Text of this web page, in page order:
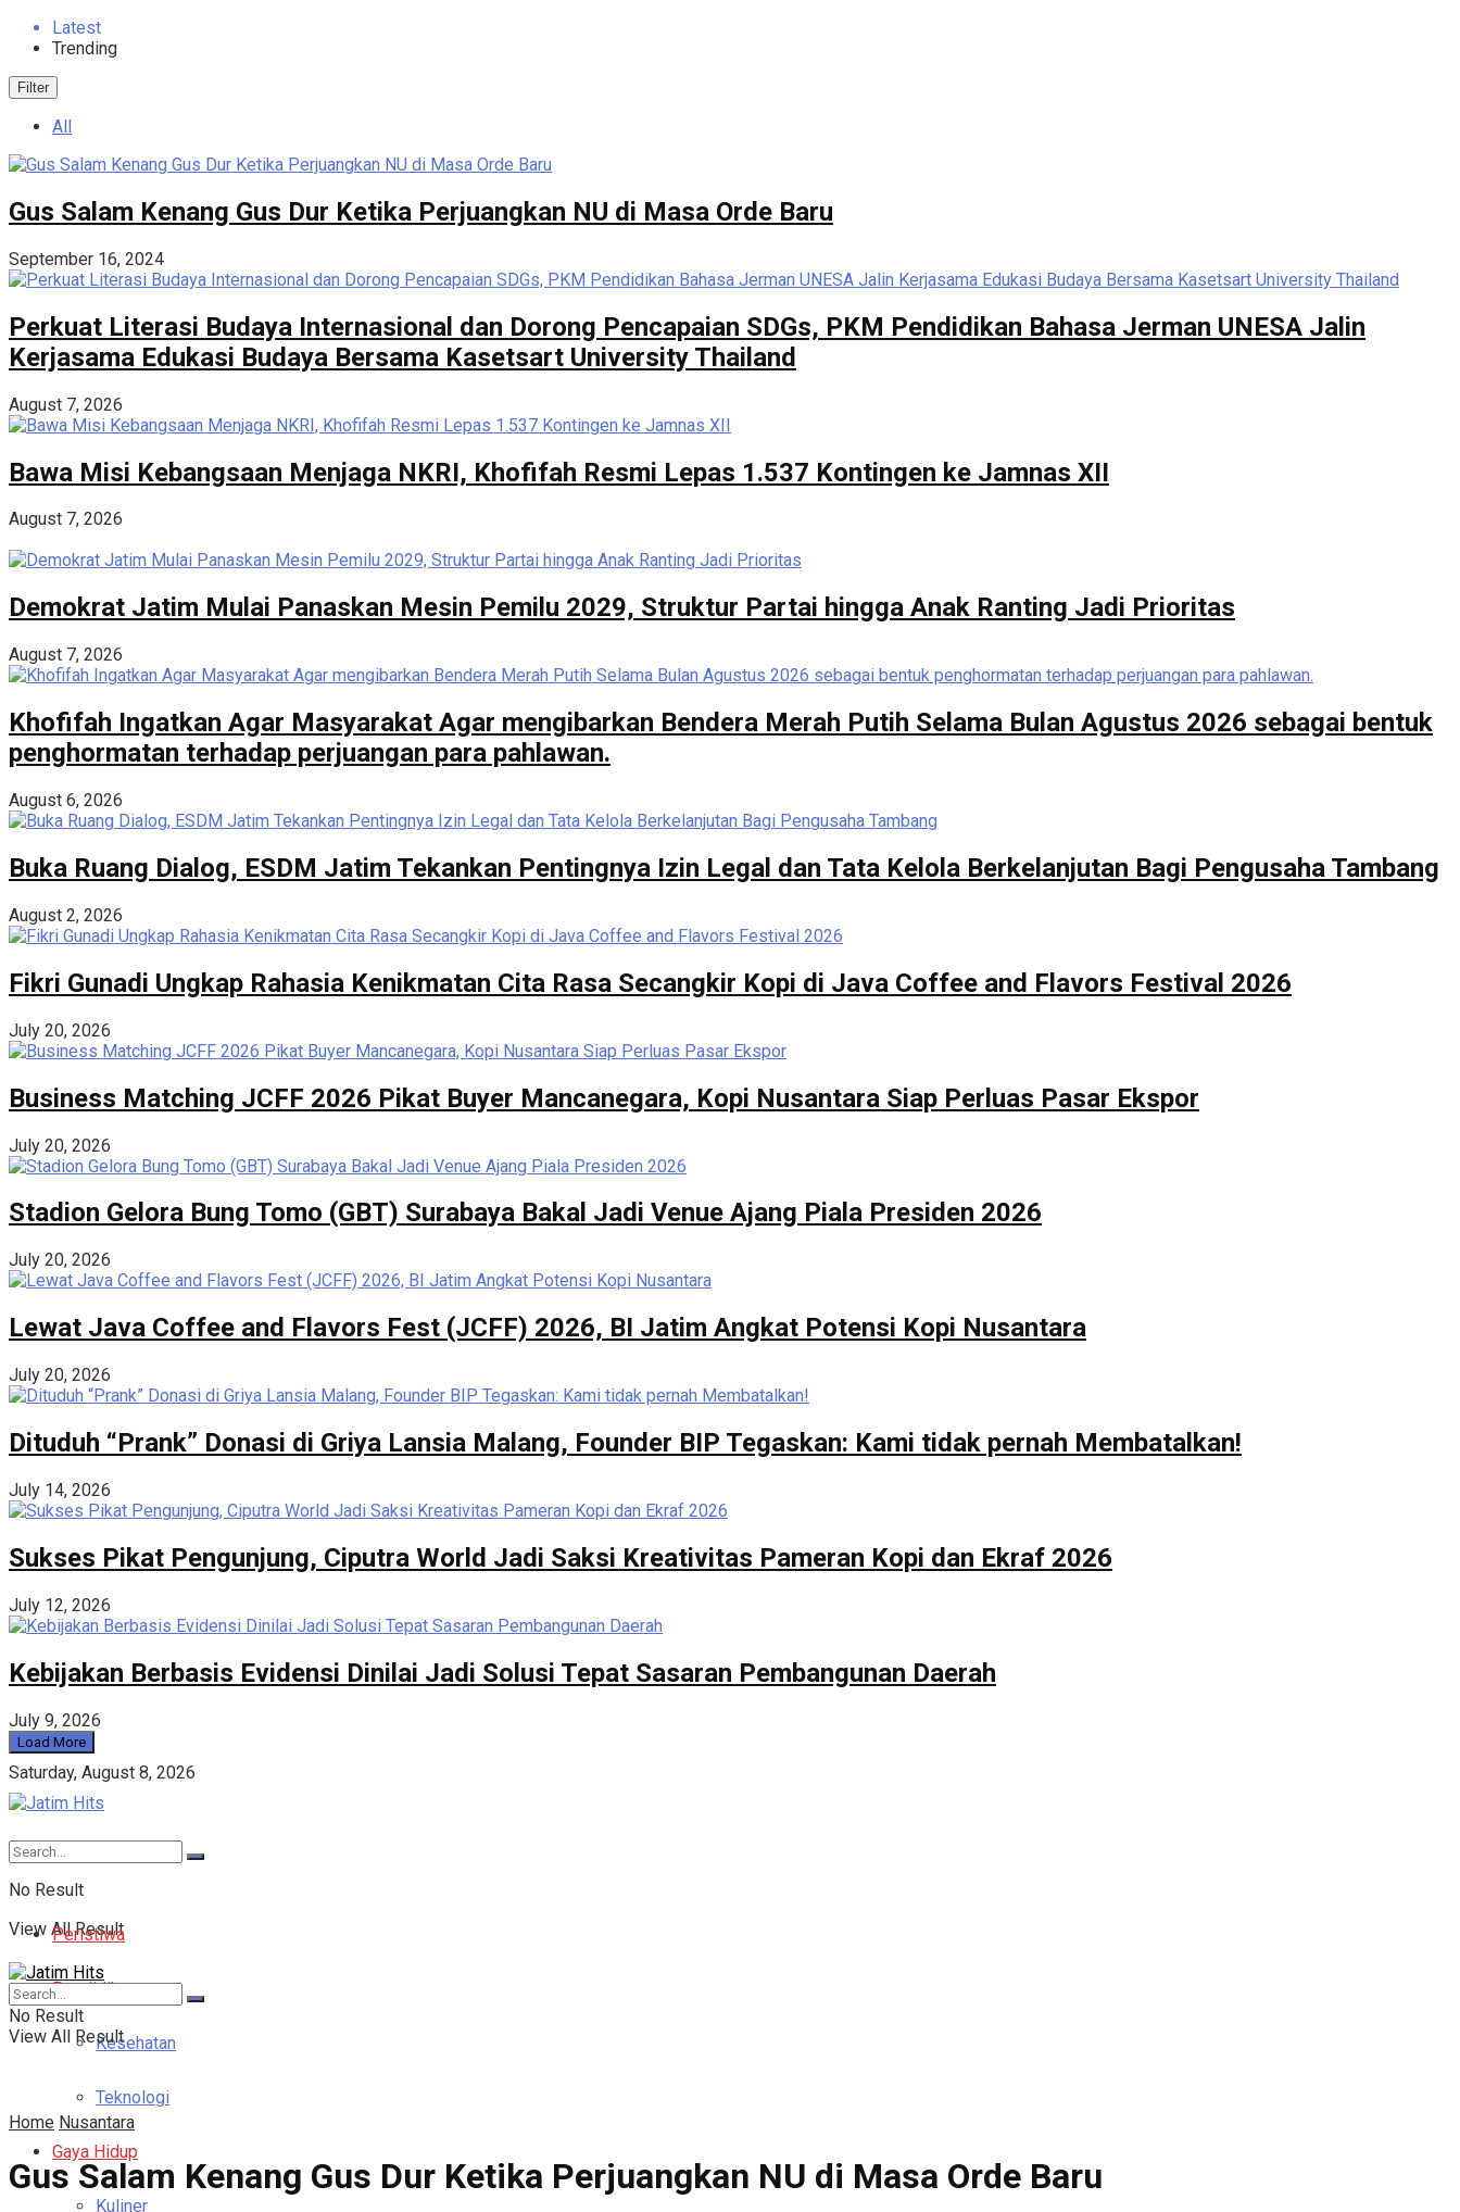
Latest
Trending
Filter
All
Gus Salam Kenang Gus Dur Ketika Perjuangkan NU di Masa Orde Baru
September 16, 2024
Perkuat Literasi Budaya Internasional dan Dorong Pencapaian SDGs, PKM Pendidikan Bahasa Jerman UNESA Jalin
Kerjasama Edukasi Budaya Bersama Kasetsart University Thailand
August 7, 2026
Bawa Misi Kebangsaan Menjaga NKRI, Khofifah Resmi Lepas 1.537 Kontingen ke Jamnas XII
August 7, 2026
Demokrat Jatim Mulai Panaskan Mesin Pemilu 2029, Struktur Partai hingga Anak Ranting Jadi Prioritas
August 7, 2026
Khofifah Ingatkan Agar Masyarakat Agar mengibarkan Bendera Merah Putih Selama Bulan Agustus 2026 sebagai bentuk
penghormatan terhadap perjuangan para pahlawan.
August 6, 2026
Buka Ruang Dialog, ESDM Jatim Tekankan Pentingnya Izin Legal dan Tata Kelola Berkelanjutan Bagi Pengusaha Tambang
August 2, 2026
Fikri Gunadi Ungkap Rahasia Kenikmatan Cita Rasa Secangkir Kopi di Java Coffee and Flavors Festival 2026
July 20, 2026
Business Matching JCFF 2026 Pikat Buyer Mancanegara, Kopi Nusantara Siap Perluas Pasar Ekspor
July 20, 2026
Stadion Gelora Bung Tomo (GBT) Surabaya Bakal Jadi Venue Ajang Piala Presiden 2026
July 20, 2026
Lewat Java Coffee and Flavors Fest (JCFF) 2026, BI Jatim Angkat Potensi Kopi Nusantara
July 20, 2026
Dituduh “Prank” Donasi di Griya Lansia Malang, Founder BIP Tegaskan: Kami tidak pernah Membatalkan!
July 14, 2026
Sukses Pikat Pengunjung, Ciputra World Jadi Saksi Kreativitas Pameran Kopi dan Ekraf 2026
July 12, 2026
Kebijakan Berbasis Evidensi Dinilai Jadi Solusi Tepat Sasaran Pembangunan Daerah
July 9, 2026
Load More
Saturday, August 8, 2026
No Result
View All Result
Peristiwa
Pendidikan
Kesehatan
Teknologi
Gaya Hidup
Kuliner
No Result
View All Result
Home Nusantara
Gus Salam Kenang Gus Dur Ketika Perjuangkan NU di Masa Orde Baru